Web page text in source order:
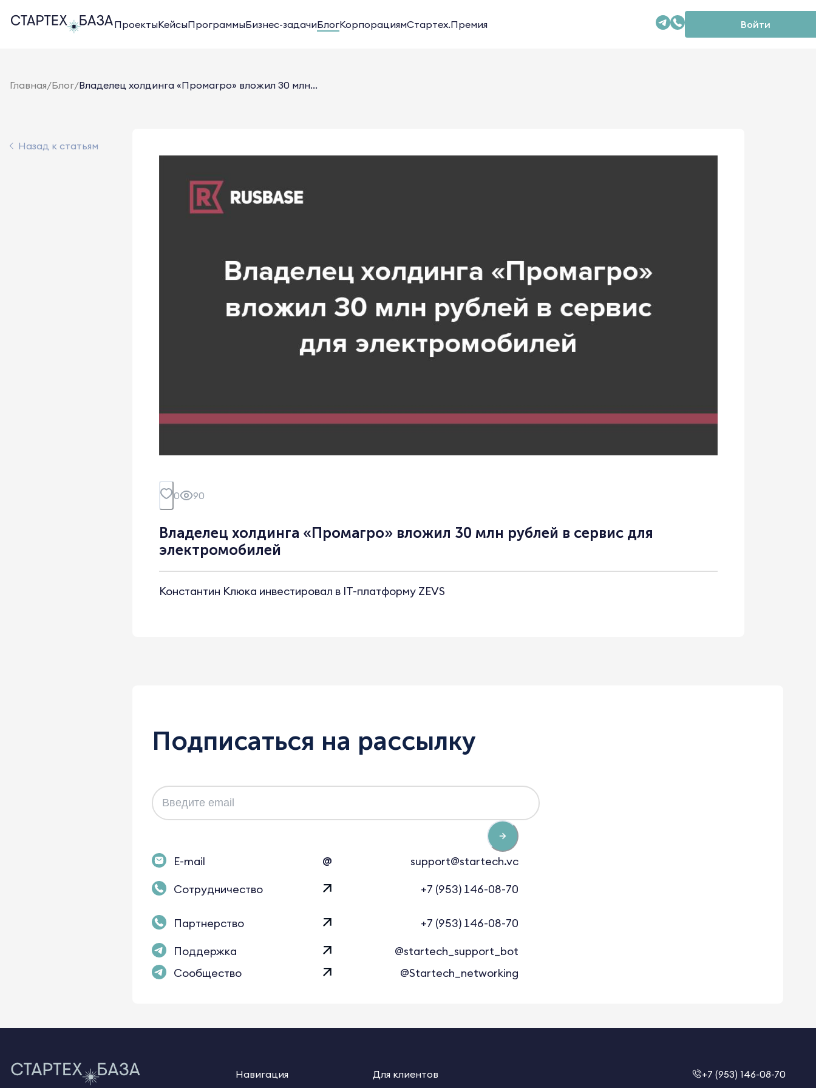
ПроектыКейсыПрограммыБизнес-задачиБлогКорпорациямСтартех.Премия Войти
Главная/Блог/Владелец холдинга «Промагро» вложил 30 млн...
Назад к статьям
0 90
Владелец холдинга «Промагро» вложил 30 млн рублей в сервис для
электромобилей
Константин Клюка инвестировал в IT-платформу ZEVS
Подписаться на рассылку
E-mail @
support@startech.vc
Сотрудничество
+7 (953) 146-08-70
Партнерство
+7 (953) 146-08-70
Поддержка
@startech_support_bot
Сообщество
@Startech_networking
Навигация Для клиентов +7 (953) 146-08-70